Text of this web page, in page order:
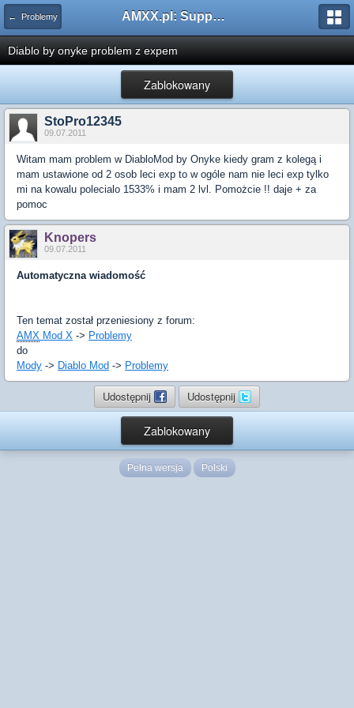
← Problemy AMXX.pl: Support AMX Mod X i SourceMod
Diablo by onyke problem z expem
Zablokowany
StoPro12345
09.07.2011
Witam mam problem w DiabloMod by Onyke kiedy gram z kolegą i
mam ustawione od 2 osob leci exp to w ogóle nam nie leci exp tylko
mi na kowalu polecialo 1533% i mam 2 lvl. Pomożcie !! daje + za
pomoc
Knopers
09.07.2011
Automatyczna wiadomość
Ten temat został przeniesiony z forum:
AMX Mod X -> Problemy
do
Mody -> Diablo Mod -> Problemy
Udostępnij Udostępnij
Zablokowany
Pełna wersja Polski